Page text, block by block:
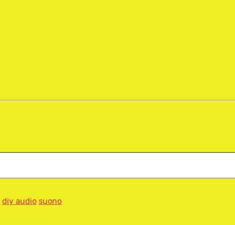
diy audio suono